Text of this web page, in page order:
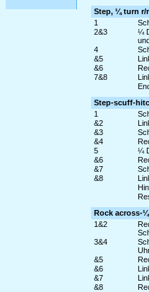
Step, ¼ turn r/
1
2&3
¼
4
&5
&6
7&8
Step-scuff-
1
&2
&3
&4
5
¼
&6
&7
&8
Rock across-
1&2
3&4
&5
&6
&7
&8